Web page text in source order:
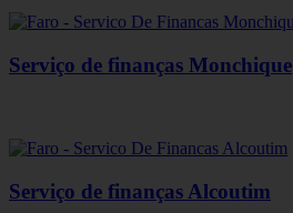
Serviço de finanças Monchique
Serviço de finanças Alcoutim